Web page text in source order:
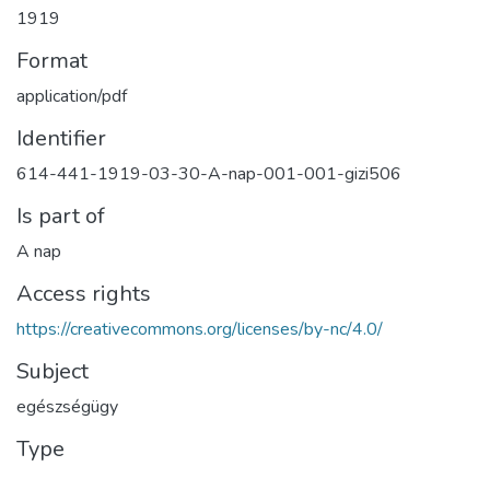
1919
Format
application/pdf
Identifier
614-441-1919-03-30-A-nap-001-001-gizi506
Is part of
A nap
Access rights
https://creativecommons.org/licenses/by-nc/4.0/
Subject
egészségügy
Type